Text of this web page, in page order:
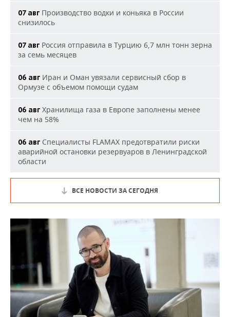
07 авг Производство водки и коньяка в России
снизилось
07 авг Россия отправила в Турцию 6,7 млн тонн зерна
за семь месяцев
06 авг Иран и Оман увязали сервисный сбор в
Ормузе с объемом помощи судам
06 авг Хранилища газа в Европе заполнены менее
чем на 58%
06 авг Специалисты FLAMAX предотвратили риски
аварийной остановки резервуаров в Ленинградской
области
ВСЕ НОВОСТИ ЗА СЕГОДНЯ